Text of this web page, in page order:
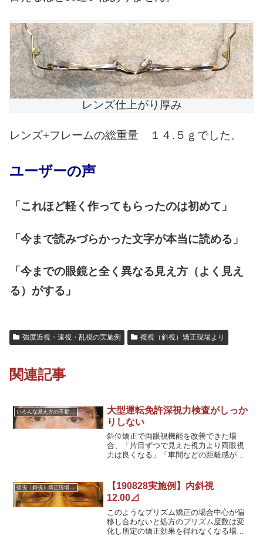
レンズ仕上がり厚み
レンズ+フレームの総重量 １４.５ｇでした。
ユーザーの声
「これほど軽く作ってもらったのは初めて」
「今まで読みづらかった文字が本当に読める」
「今までの眼鏡と全く異なる見え方（よく見え
る）がする」
強度近視・遠視・乱視の実施例 複視（斜視）矯正現場より
関連記事
いろんな見え方の不都合に対応した眼鏡
大型運転免許深視力検査がしっか
りしない
斜位矯正で両眼視機能を改善できた場
合、「片目ずつで見えた視力より両眼視
力は良くなる」「車間などの距離感が以
テスト合格すれば良いとする話が多い
が、実は「自分や他人の身の安全のため
に必要」な視力であると理解されたい。
複視（斜視）矯正現場より
【190828実施例】内斜視
12.00⊿
このようなプリズム矯正の場合中心が偏
移し合わないと処方のプリズム度数は変
化し所定の矯正効果を得れなくなる場合